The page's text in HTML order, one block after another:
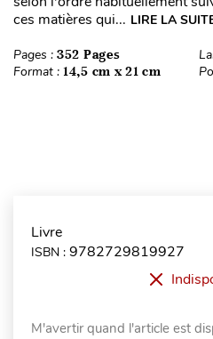
ces matières qui... LIRE LA
Pages : 352 Pages
Format : 14,5 cm x 21 cm
Livre
ISBN : 9782729819927
M'avertir quand l'article est